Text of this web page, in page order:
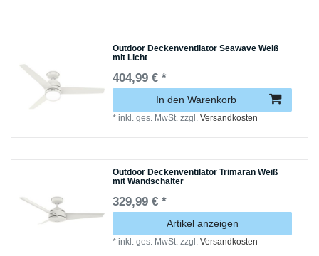
Outdoor Deckenventilator Seawave Weiß
mit Licht
404,99 € *
In den Warenkorb
*inkl. ges. MwSt. zzgl.Versandkosten
Outdoor Deckenventilator Trimaran Weiß
mit Wandschalter
329,99 € *
Artikel anzeigen
*inkl. ges. MwSt. zzgl.Versandkosten